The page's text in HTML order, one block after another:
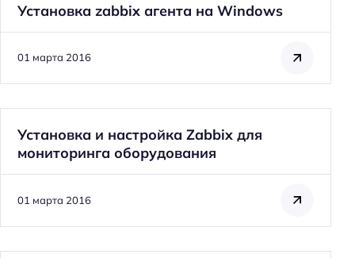
Установка zabbix агента на Windows
01 марта 2016
Установка и настройка Zabbix для
мониторинга оборудования
01 марта 2016